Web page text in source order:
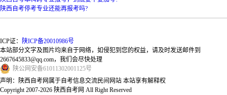
陕西自考停考专业还能再报考吗?
ICP证：
陕ICP备20010986号
本站部分文字及图片均来自于网络，如侵犯到您的权益，请及时发送邮件到
2667645833@qq.com，我们会尽快处理
陕公网安备61011302001125号
声明：陕西自考网属于自考信息交流民间网站 本站享有解释权
Copyright 2007-2026 陕西自考网 All Right Reserved